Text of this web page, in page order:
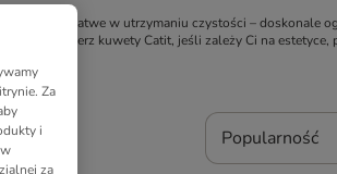
i łatwe w utrzymaniu czystości – doskonale
Wybierz kuwety Catit, jeśli zależy Ci na estetyce,
Popularność
Za
i
za